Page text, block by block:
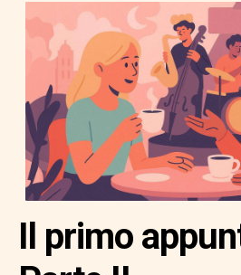
Il primo